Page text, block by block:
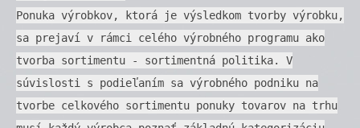
Ponuka výrobkov, ktorá je výsledkom tvorby výrobku,
sa prejaví v rámci celého výrobného programu ako
tvorba sortimentu - sortimentná politika. V
súvislosti s podieľaním sa výrobného podniku na
tvorbe celkového sortimentu ponuky tovarov na trhu